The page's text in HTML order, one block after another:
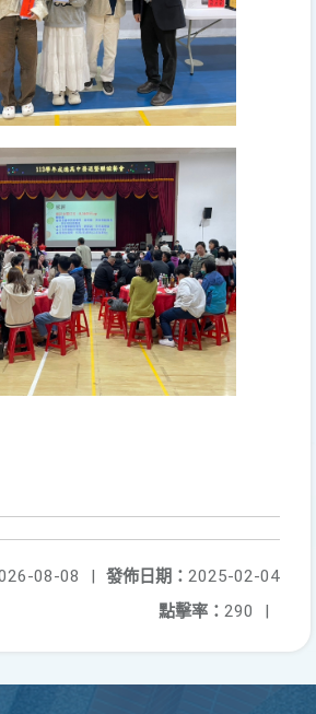
發佈日期： 2025-02-04
08-08
|
點擊率： 290 |